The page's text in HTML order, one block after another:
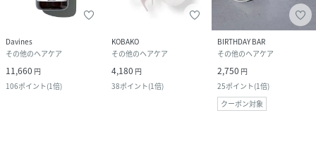
Davines
その他のヘアケア
11,660 円
106ポイント(1倍)
KOBAKO
その他のヘアケア
4,180 円
38ポイント(1倍)
BIRTHDAY BAR
その他のヘアケア
2,750 円
25ポイント(1倍)
クーポン対象